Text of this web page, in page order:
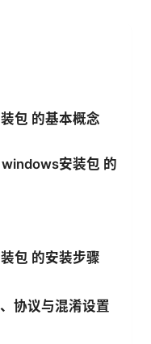
包 的基本概念
安装包 的
包 的安装步骤
协议与混淆设置